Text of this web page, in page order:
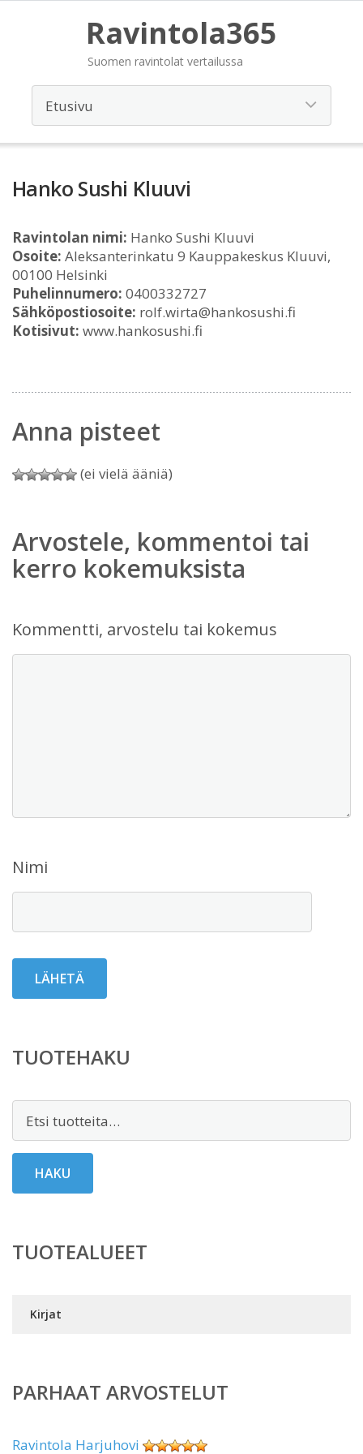
Ravintola365
Suomen ravintolat vertailussa
Hanko Sushi Kluuvi
Ravintolan nimi: Hanko Sushi Kluuvi
Osoite: Aleksanterinkatu 9 Kauppakeskus Kluuvi,
00100 Helsinki
Puhelinnumero: 0400332727
Sähköpostiosoite: rolf.wirta@hankosushi.fi
Kotisivut: www.hankosushi.fi
Anna pisteet
(ei vielä ääniä)
Arvostele, kommentoi tai
kerro kokemuksista
Kommentti, arvostelu tai kokemus
Nimi
TUOTEHAKU
HAKU
TUOTEALUEET
Kirjat
PARHAAT ARVOSTELUT
Ravintola Harjuhovi